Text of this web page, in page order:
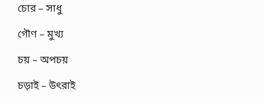
চোর – সাধু
গৌণ – মুখ্য
চয় – অপচয়
চড়াই – উৎরাই